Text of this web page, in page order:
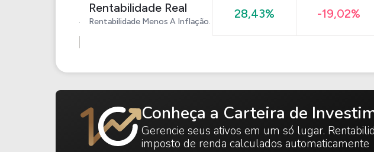
Rentabilidade Real
Rentabilidade Menos A Inflação.
28,43% -19,02%
Conheça a Carteira de
Gerencie seus ativos em um só lugar.
imposto de renda calculados automaticamente